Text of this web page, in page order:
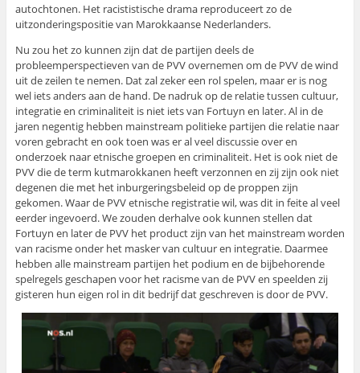
autochtonen. Het racististische drama reproduceert zo de
uitzonderingspositie van Marokkaanse Nederlanders.
Nu zou het zo kunnen zijn dat de partijen deels de
probleemperspectieven van de PVV overnemen om de PVV de wind
uit de zeilen te nemen. Dat zal zeker een rol spelen, maar er is nog
wel iets anders aan de hand. De nadruk op de relatie tussen cultuur,
integratie en criminaliteit is niet iets van Fortuyn en later. Al in de
jaren negentig hebben mainstream politieke partijen die relatie naar
voren gebracht en ook toen was er al veel discussie over en
onderzoek naar etnische groepen en criminaliteit. Het is ook niet de
PVV die de term kutmarokkanen heeft verzonnen en zij zijn ook niet
degenen die met het inburgeringsbeleid op de proppen zijn
gekomen. Waar de PVV etnische registratie wil, was dit in feite al veel
eerder ingevoerd. We zouden derhalve ook kunnen stellen dat
Fortuyn en later de PVV het product zijn van het mainstream worden
van racisme onder het masker van cultuur en integratie. Daarmee
hebben alle mainstream partijen het podium en de bijbehorende
spelregels geschapen voor het racisme van de PVV en speelden zij
gisteren hun eigen rol in dit bedrijf dat geschreven is door de PVV.